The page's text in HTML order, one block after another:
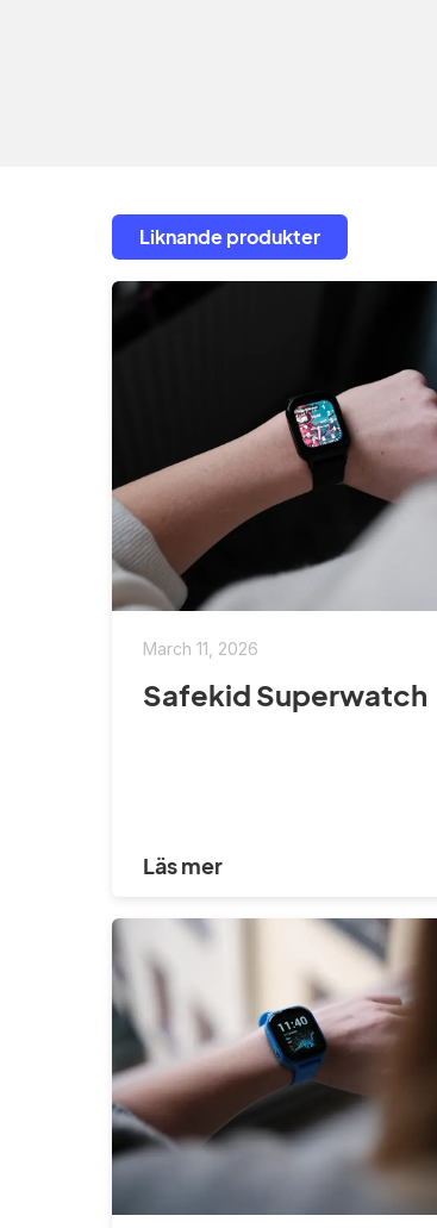
Liknande produkter
March 11, 2026
Safekid Superwatch
Läs mer